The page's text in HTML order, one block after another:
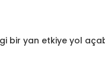
bir yan etkiye yol